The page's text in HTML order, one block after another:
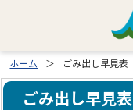
ホーム ごみ出し早見表
ごみ出し早見表